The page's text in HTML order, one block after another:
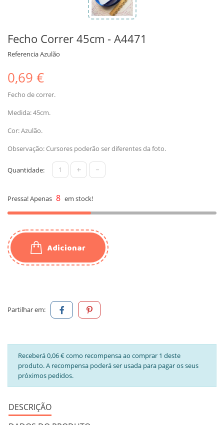
Fecho Correr 45cm - A4471
ReferenciaAzulão
0,69 €
Fecho de correr.
Medida: 45cm.
Cor: Azulão.
Observação: Cursores poderão ser diferentes da foto.
Quantidade: + -
Pressa! Apenas 8 em stock!
Adicionar
Partilhar em:
Receberá 0,06 € como recompensa ao comprar 1 deste
produto. A recompensa poderá ser usada para pagar os seus
próximos pedidos.
DESCRIÇÃO